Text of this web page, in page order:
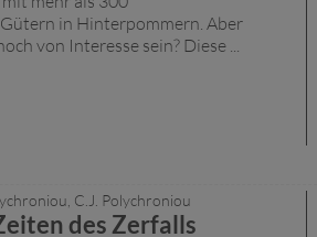
in Hinterpommern. Aber
von Interesse sein? Diese ...
C.J. Polychroniou
des Zerfalls